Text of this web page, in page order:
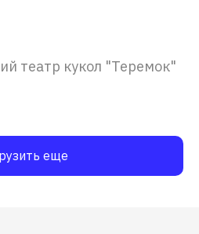
театр кукол "Теремок"
еще